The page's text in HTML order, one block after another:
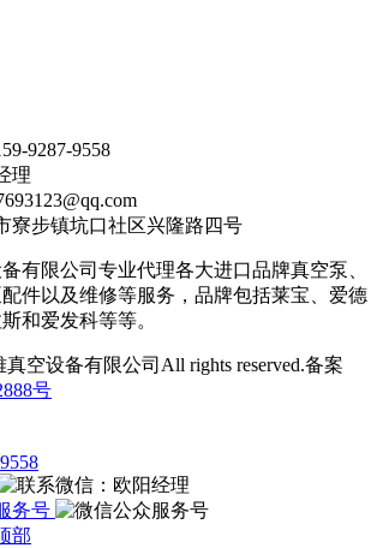
9287-9558
理
寮步镇坑口社区兴隆路四号
有限公司专业代理各大进口品牌真空泵、
件以及维修等服务，品牌包括莱宝、爱德
和爱发科等等。
空设备有限公司All rights reserved.备案
号